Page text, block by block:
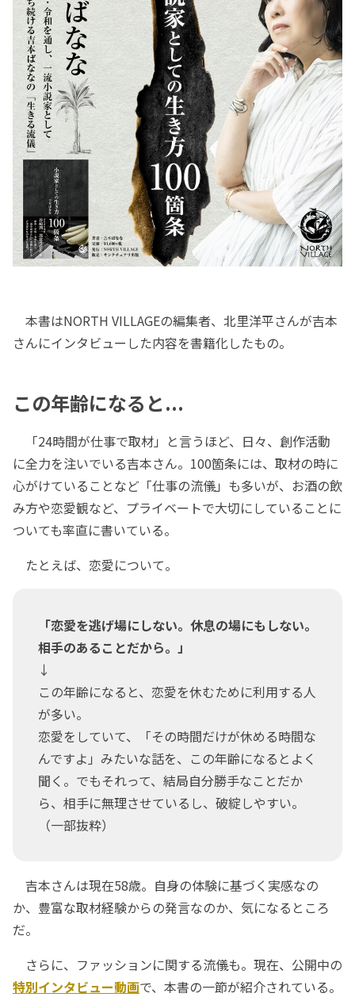
本書はNORTH VILLAGEの編集者、北里洋平さんが吉本
さんにインタビューした内容を書籍化したもの。
この年齢になると...
「24時間が仕事で取材」と言うほど、日々、創作活動
に全力を注いでいる吉本さん。100箇条には、取材の時に
心がけていることなど「仕事の流儀」も多いが、お酒の飲
み方や恋愛観など、プライベートで大切にしていることに
ついても率直に書いている。
たとえば、恋愛について。
「恋愛を逃げ場にしない。休息の場にもしない。
相手のあることだから。」
↓
この年齢になると、恋愛を休むために利用する人
が多い。
恋愛をしていて、「その時間だけが休める時間な
んですよ」みたいな話を、この年齢になるとよく
聞く。でもそれって、結局自分勝手なことだか
ら、相手に無理させているし、破綻しやすい。
（一部抜粋）
吉本さんは現在58歳。自身の体験に基づく実感なの
か、豊富な取材経験からの発言なのか、気になるところ
だ。
さらに、ファッションに関する流儀も。現在、公開中の
特別インタビュー動画で、本書の一節が紹介されている。